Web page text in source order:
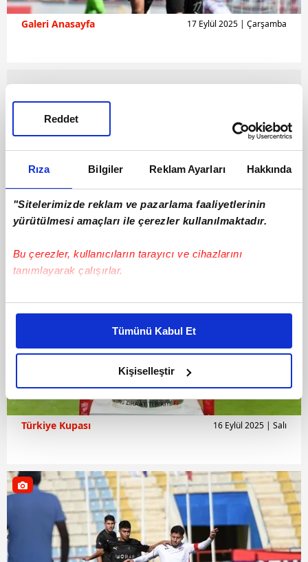
Rıza Bilgiler Reklam Ayarları Hakkında
"Sitelerimizde reklam ve pazarlama faaliyetlerinin
yürütülmesi amaçları ile çerezler kullanılmaktadır.
Bu çerezler, kullanıcıların tarayıcı ve cihazlarını
tanımlayarak çalışırlar.
Bu çerezlere izin vermeniz halinde sizlere özel
daha iyi reklam deneyimi yaşatabiliriz. Bunu yaparken
amacımızın size daha iyi bir reklam deneyimi sunmak
olduğunu ve sizlere en iyi içerikleri sunabilmek adına
elimizden gelen çabayı gösterdiğimizi ve bu noktada,
reklamların maliyetlerimizi karşılamak noktasında tek gelir
kalemimiz olduğunu sizlere hatırlatmak isteriz.
takdirde, kullanıcılara hedefli reklamlar
gösterilmeyecektir."
Sizlere daha iyi bir hizmet sunabilmek için İnternet
Sitemizde kendimize ve üçüncü kişilere ait çerezler
kullanılmaktadır. Bu çerezler vasıtasıyla çeşitli kişisel
Tümünü Kabul Et
Kişiselleştir
Reddet
Galeri Anasayfa 17 Eylül 2025 | Çarşamba
Türkiye Kupası 16 Eylül 2025 | Salı